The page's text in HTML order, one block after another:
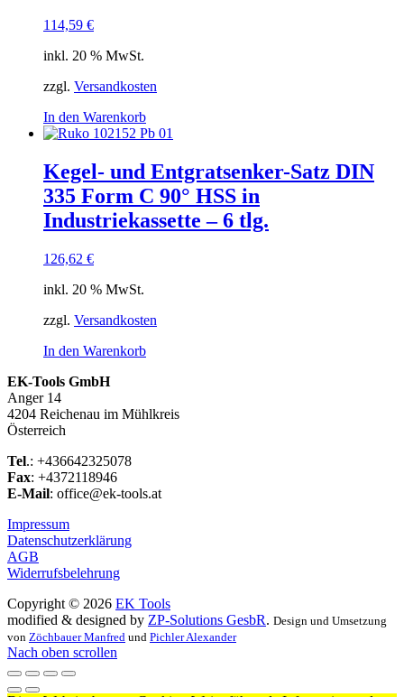
114,59 €
inkl. 20 % MwSt.
zzgl. Versandkosten
In den Warenkorb
Kegel- und Entgratsenker-Satz DIN
335 Form C 90° HSS in
Industriekassette – 6 tlg.
126,62 €
inkl. 20 % MwSt.
zzgl. Versandkosten
In den Warenkorb
EK-Tools GmbH
Anger 14
4204 Reichenau im Mühlkreis
Österreich
Tel.: +436642325078
Fax: +4372118946
E-Mail: office@ek-tools.at
Impressum
Datenschutzerklärung
AGB
Widerrufsbelehrung
Copyright © 2026 EK Tools
modified & designed by ZP-Solutions GesbR. Design und Umsetzung
von Zöchbauer Manfred und Pichler Alexander
Nach oben scrollen